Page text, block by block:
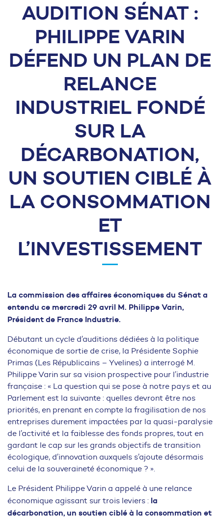
AUDITION SÉNAT :
PHILIPPE VARIN
DÉFEND UN PLAN DE
RELANCE
INDUSTRIEL FONDÉ
SUR LA
DÉCARBONATION,
UN SOUTIEN CIBLÉ À
LA CONSOMMATION
ET
L’INVESTISSEMENT
La commission des affaires économiques du Sénat a
entendu ce mercredi 29 avril M. Philippe Varin,
Président de France Industrie.
Débutant un cycle d’auditions dédiées à la politique
économique de sortie de crise, la Présidente Sophie
Primas (Les Républicains – Yvelines) a interrogé M.
Philippe Varin sur sa vision prospective pour l’industrie
française : « La question qui se pose à notre pays et au
Parlement est la suivante : quelles devront être nos
priorités, en prenant en compte la fragilisation de nos
entreprises durement impactées par la quasi-paralysie
de l’activité et la faiblesse des fonds propres, tout en
gardant le cap sur les grands objectifs de transition
écologique, d’innovation auxquels s’ajoute désormais
celui de la souveraineté économique ? ».
Le Président Philippe Varin a appelé à une relance
économique agissant sur trois leviers : la
décarbonation, un soutien ciblé à la consommation et